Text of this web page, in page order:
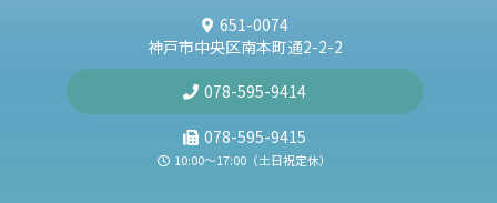
651-0074
神戸市中央区南本町通2-2-2
078-595-9414
078-595-9415
10:00〜17:00（土日祝定休）